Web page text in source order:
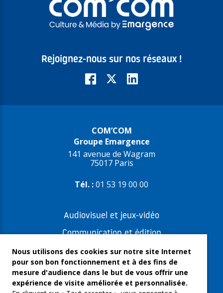
Rejoignez-nous sur nos réseaux !
COM’COM
Groupe Emargence
141 avenue de Wagram
75017 Paris
Tél. :01 53 19 00 00
Audiovisuel et jeux-vidéo
Communication et édition
Freelances et artistes-auteurs
Musique et spectacles
Qui sommes-nous ?
Nous utilisons des cookies sur notre site Internet
pour son bon fonctionnement et à des fins de
mesure d'audience dans le but de vous offrir une
expérience de visite améliorée et personnalisée.